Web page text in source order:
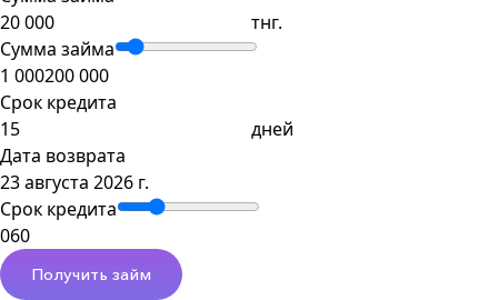
тнг.
Сумма займа
1 000200 000
Срок кредита
дней
Дата возврата
23 августа 2026 г.
Срок кредита
060
Получить займ